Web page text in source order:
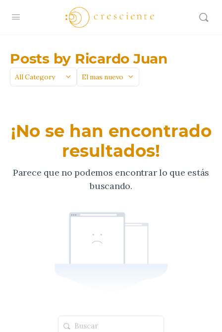
Posts by Ricardo Juan
Categoría
Sort
¡No se han encontrado
resultados!
Parece que no podemos encontrar lo que estás
buscando.
Buscar: